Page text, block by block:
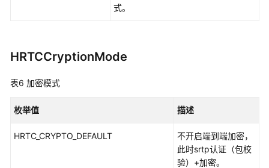
式。
HRTCCryptionMode
表6 加密模式
枚举值 描述
HRTC_CRYPTO_DEFAULT
不开启端到端加密，
此时srtp认证（包校
验）+加密。